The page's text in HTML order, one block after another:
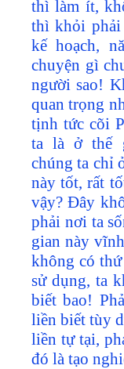
thì làm ít,
thì khỏi phải
kế hoạch,
chuyện gì
người sao!
quan trọng
tịnh tức cõi
ta là ở thế
chúng ta chỉ
này tốt, rất
vậy? Đây
phải nơi ta
gian này
không có
sử dụng, ta
biết bao!
liền biết tùy
liền tự tại,
đó là tạo